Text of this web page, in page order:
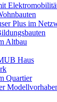
Plus im
Altbau
Haus
Quartier